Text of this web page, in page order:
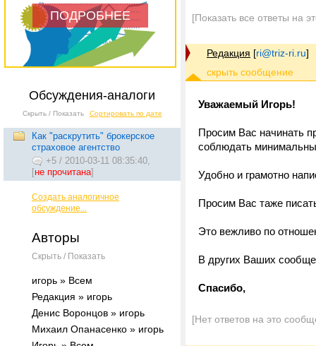
ПОДРОБНЕЕ
Обсуждения-аналоги
Скрыть / Показать Сортировать по дате
Как "раскрутить" брокерское
страховое агентство
+5 / 2010-03-11 08:35:40,
[не прочитана]
Создать аналогичное
обсуждение...
Авторы
Скрыть / Показать
игорь » Всем
Редакция » игорь
Денис Воронцов » игорь
Михаил Опанасенко » игорь
[Показать все ответы на
Редакция [ri@triz-ri.ru]
Уважаемый Игорь!
Просим Вас начинать
соблюдать
Удобно и грамотно
Просим Вас таже
Это вежливо по
В других Ваших
Спасибо,
[Нет ответов на это